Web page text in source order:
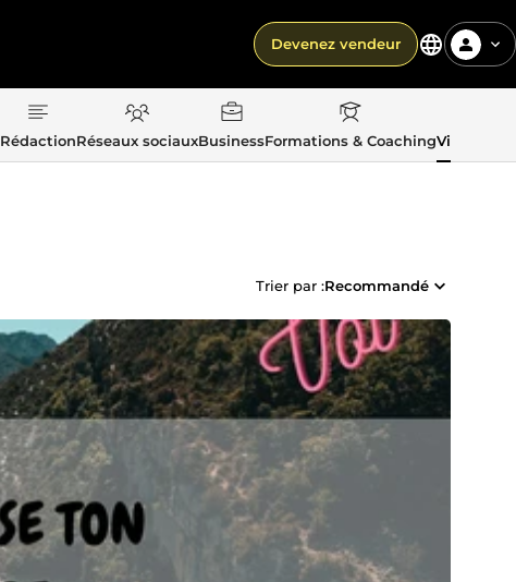
Devenez vendeur
RédactionRéseaux sociauxBusinessFormations & CoachingVie
Trier par :Recommandé